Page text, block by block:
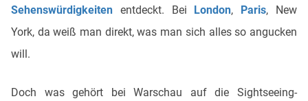
Sehenswürdigkeiten entdeckt. Bei London, Paris, New
York, da weiß man direkt, was man sich alles so angucken
will.
Doch was gehört bei Warschau auf die Sightseeing-